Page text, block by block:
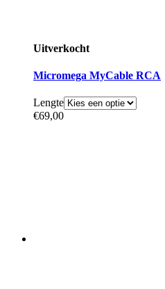
Uitverkocht
Micromega MyCable RCA
Lengte
€69,00